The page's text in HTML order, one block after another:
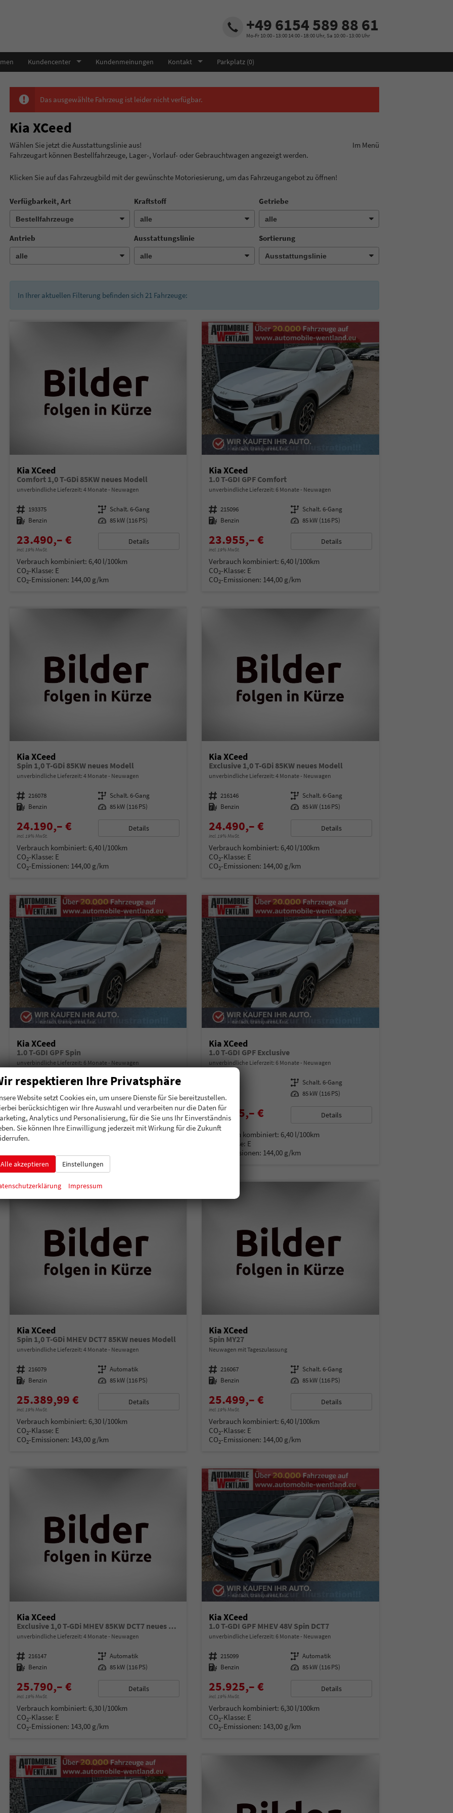
+49 6154 589 88 61
Mo-Fr 10:00 - 13:00 14:00 - 18:00 Uhr, Sa 10:00 - 13:00 Uhr
Kundencenter Kundenmeinungen Kontakt Parkplatz (0)
Das ausgewählte Fahrzeug ist leider nicht verfügbar.
Kia XCeed
Wählen Sie jetzt die Ausstattungslinie aus! Im Menü
Fahrzeugart können Bestellfahrzeuge, Lager-, Vorlauf- oder Gebrauchtwagen angezeigt werden.
Klicken Sie auf das Fahrzeugbild mit der gewünschte Motoriesierung, um das Fahrzeugangebot zu öffnen!
Verfügbarkeit, Art Kraftstoff Getriebe
Antrieb Ausstattungslinie Sortierung
In Ihrer aktuellen Filterung befinden sich 21 Fahrzeuge:
Kia XCeed
Comfort 1,0 T-GDi 85KW neues Modell
unverbindliche Lieferzeit: 4 Monate Neuwagen
Fahrzeugnummer 193375 Getriebe Schalt. 6-Gang
Kraftstoff Benzin Leistung 85 kW (116 PS)
23.490,– €
incl. 19% MwSt.
Details
Verbrauch kombiniert: 6,40 l/100km
CO2-Klasse: E
CO2-Emissionen: 144,00 g/km
Kia XCeed
1.0 T-GDI GPF Comfort
unverbindliche Lieferzeit:6 Monate Neuwagen
Fahrzeugnummer 215096 Getriebe Schalt. 6-Gang
Kraftstoff Benzin Leistung 85 kW (116 PS)
23.955,– €
incl. 19% MwSt.
Details
Verbrauch kombiniert: 6,40 l/100km
CO2-Klasse: E
CO2-Emissionen: 144,00 g/km
Kia XCeed
Spin 1,0 T-GDi 85KW neues Modell
unverbindliche Lieferzeit: 4 Monate Neuwagen
Fahrzeugnummer 216078 Getriebe Schalt. 6-Gang
Kraftstoff Benzin Leistung 85 kW (116 PS)
24.190,– €
incl. 19% MwSt.
Details
Verbrauch kombiniert: 6,40 l/100km
CO2-Klasse: E
CO2-Emissionen: 144,00 g/km
Kia XCeed
Exclusive 1,0 T-GDi 85KW neues Modell
unverbindliche Lieferzeit:4 Monate Neuwagen
Fahrzeugnummer 216146 Getriebe Schalt. 6-Gang
Kraftstoff Benzin Leistung 85 kW (116 PS)
24.490,– €
incl. 19% MwSt.
Details
Verbrauch kombiniert: 6,40 l/100km
CO2-Klasse: E
CO2-Emissionen: 144,00 g/km
Kia XCeed
1.0 T-GDI GPF Spin
unverbindliche Lieferzeit: 6 Monate Neuwagen
Fahrzeugnummer 215098 Getriebe Schalt. 6-Gang
Kraftstoff Benzin 85 kW (116 PS)
24.675,– €
incl. 19% MwSt.
Details
Verbrauch kombiniert:
6,40 l/100km
CO -Klasse:
2
Kia XCeed
1.0 T-GDI GPF Exclusive
unverbindliche Lieferzeit:6 Monate Neuwagen
Getriebe Schalt. 6-Gang
Kraftstoff
Leistung 85 kW (116 PS)
25.025,– € Details
Verbrauch kombiniert: 6,40 l/100km
-Klasse: E
-Emissionen: 144,00 g/km
Kia XCeed
Spin 1,0 T-GDi MHEV DCT7 85KW neues Modell
unverbindliche Lieferzeit: 4 Monate Neuwagen
Fahrzeugnummer 216079 Getriebe Automatik
Kraftstoff Benzin Leistung 85 kW (116 PS)
25.389,99 €
incl. 19% MwSt.
Details
Verbrauch kombiniert: 6,30 l/100km
CO2-Klasse: E
CO2-Emissionen: 143,00 g/km
Kia XCeed
Spin MY27
Neuwagen mit Tageszulassung
Fahrzeugnummer 216067 Getriebe Schalt. 6-Gang
Kraftstoff Benzin Leistung 85 kW (116 PS)
25.499,– €
incl. 19% MwSt.
Details
Verbrauch kombiniert: 6,40 l/100km
CO2-Klasse: E
CO2-Emissionen: 144,00 g/km
Kia XCeed
Exclusive 1,0 T-GDi MHEV 85KW DCT7 neues Modell
unverbindliche Lieferzeit: 4 Monate Neuwagen
Fahrzeugnummer 216147 Getriebe Automatik
Kraftstoff Benzin Leistung 85 kW (116 PS)
25.790,– €
incl. 19% MwSt.
Details
Verbrauch kombiniert: 6,30 l/100km
CO2-Klasse: E
CO2-Emissionen: 143,00 g/km
Kia XCeed
1.0 T-GDI GPF MHEV 48V Spin DCT7
unverbindliche Lieferzeit:6 Monate Neuwagen
Fahrzeugnummer 215099 Getriebe Automatik
Kraftstoff Benzin Leistung 85 kW (116 PS)
25.925,– €
incl. 19% MwSt.
Details
Verbrauch kombiniert: 6,30 l/100km
CO2-Klasse: E
CO2-Emissionen: 143,00 g/km
respektieren Ihre Privatsphäre
Website setzt Cookies ein, um unsere Dienste für Sie bereitzustellen.
berücksichtigen wir Ihre Auswahl und verarbeiten nur die Daten für
Analytics und Personalisierung, für die Sie uns Ihr Einverständnis
Sie können Ihre Einwilligung jederzeit mit Wirkung für die Zukunft
Alle akzeptieren Einstellungen
Impressum